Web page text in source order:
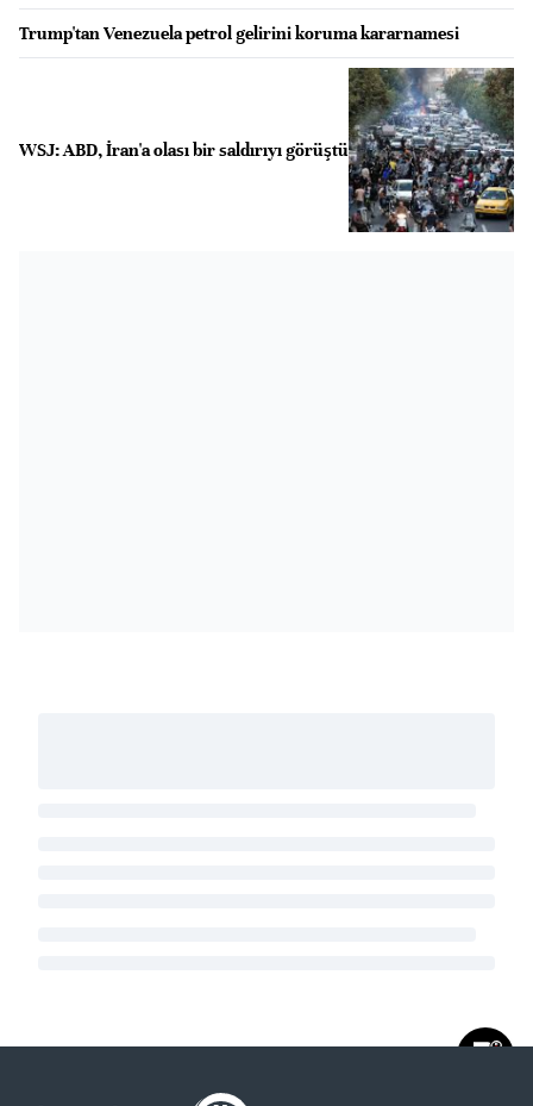
Trump'tan Venezuela petrol gelirini koruma kararnamesi
WSJ: ABD, İran'a olası bir saldırıyı görüştü